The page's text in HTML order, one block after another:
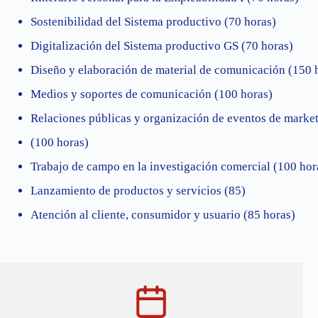
Sostenibilidad del Sistema productivo (70 horas)
Digitalización del Sistema productivo GS (70 horas)
Diseño y elaboración de material de comunicación (150
Medios y soportes de comunicación (100 horas)
Relaciones públicas y organización de eventos de
(100 horas)
Trabajo de campo en la investigación comercial (100
Lanzamiento de productos y servicios (85)
Atención al cliente, consumidor y usuario (85 horas)